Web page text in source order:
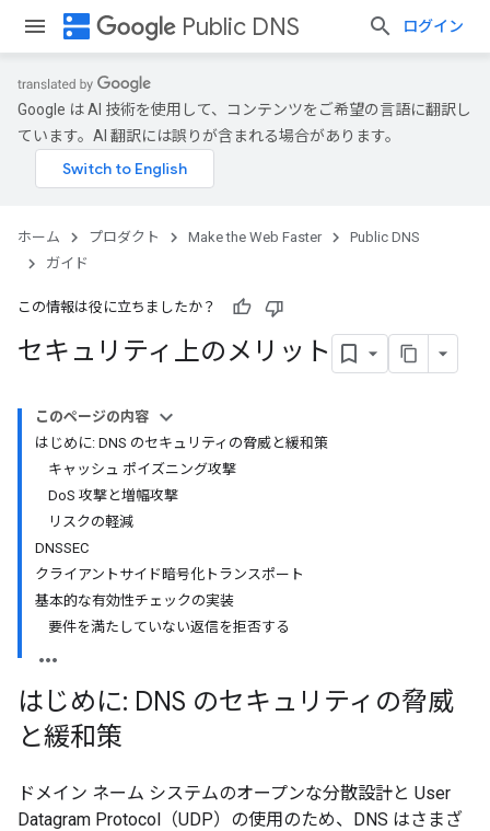
dns Public DNS ログイン
Google は AI 技術を使用して、コンテンツをご希望の言語に翻訳し
ています。AI 翻訳には誤りが含まれる場合があります。
ホーム プロダクト Make the Web Faster
Public DNS
ガイド
この情報は役に立ちましたか？
セキュリティ上のメリット
このページの内容
はじめに: DNS のセキュリティの脅威と緩和策
キャッシュ ポイズニング攻撃
DoS 攻撃と増幅攻撃
リスクの軽減
DNSSEC
クライアントサイド暗号化トランスポート
基本的な有効性チェックの実装
要件を満たしていない返信を拒否する
はじめに: DNS のセキュリティの脅威
と緩和策
ドメイン ネーム システムのオープンな分散設計と User
Datagram Protocol（UDP）の使用のため、DNS はさまざ